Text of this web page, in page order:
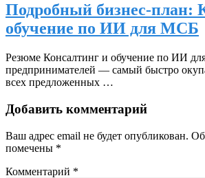
Подробный бизнес-план:
обучение по ИИ для МСБ
Резюме Консалтинг и обучение по ИИ
предпринимателей — самый быстро
всех предложенных …
Добавить комментарий
Ваш адрес email не будет опубликован.
помечены *
Комментарий *